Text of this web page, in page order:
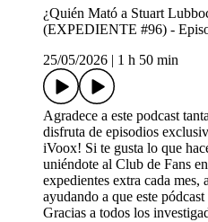
¿Quién Mató a Stuart
(EXPEDIENTE #96) -
25/05/2026
1 h 50 min
Agradece a este podcast
disfruta de episodios
iVoox! Si te gusta lo que
uniéndote al Club de Fans
expedientes extra cada mes,
ayudando a que este
Gracias a todos los